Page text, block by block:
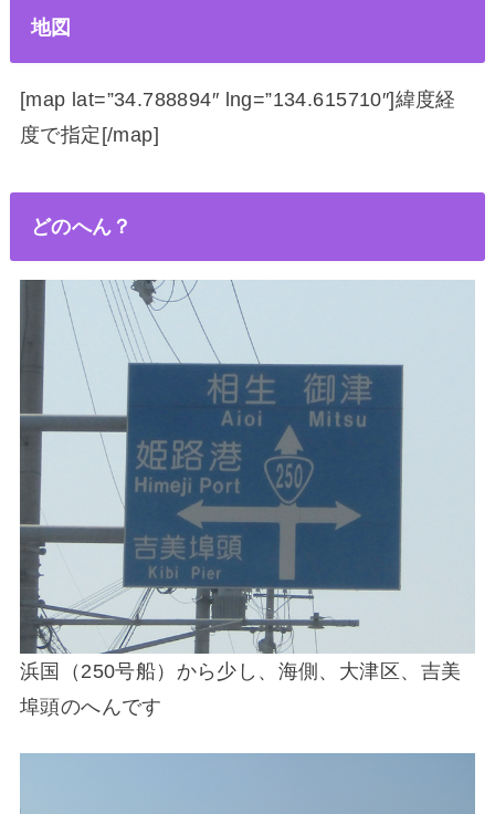
地図
[map lat=”34.788894″ lng=”134.615710″]緯度経
度で指定[/map]
どのへん？
浜国（250号船）から少し、海側、大津区、吉美
埠頭のへんです